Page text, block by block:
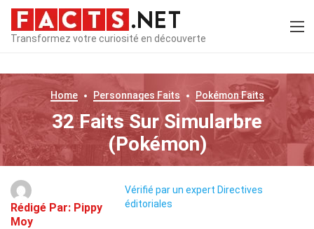
Transformez votre curiosité en découverte
Home Personnages Faits PokémonFaits
32 Faits Sur Simularbre
(Pokémon)
Rédigé Par: Pippy
Moy
Vérifié par un expert Directives
éditoriales